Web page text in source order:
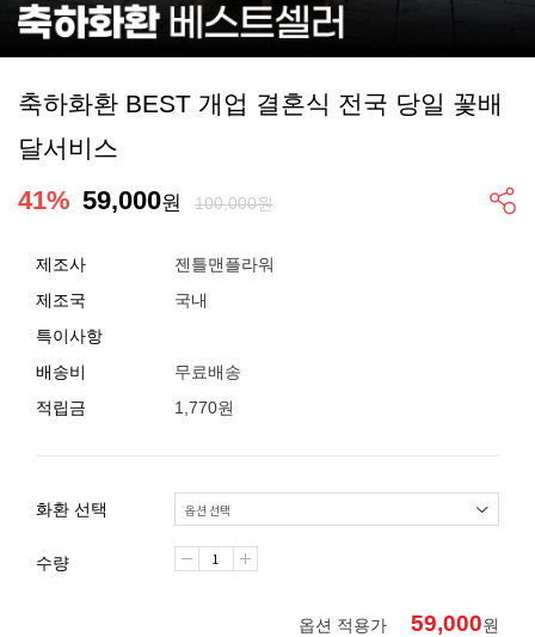
축하화환 BEST 개업 결혼식 전국 당일 꽃배
달서비스
41% 59,000원 100,000원
제조사
젠틀맨플라워
제조국
국내
특이사항
배송비
무료배송
적립금
1,770원
화환 선택
수량
옵션 적용가 59,000원